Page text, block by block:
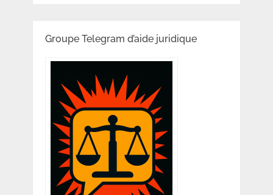
Groupe Telegram d’aide juridique